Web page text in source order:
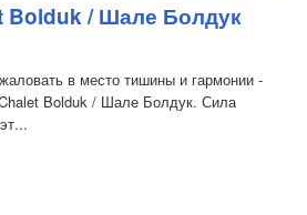
Bolduk / Шале Болдук
в место тишины и гармонии -
Bolduk / Шале Болдук. Сила